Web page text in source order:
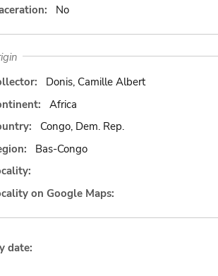
No
Donis, Camille Albert
Africa
Congo, Dem. Rep.
Bas-Congo
on Google Maps:
date: